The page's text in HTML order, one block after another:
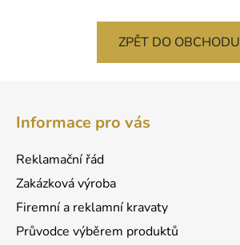
ZPĚT DO OBCHODU
Informace pro vás
Reklamační řád
Zakázková výroba
Firemní a reklamní kravaty
Průvodce výběrem produktů